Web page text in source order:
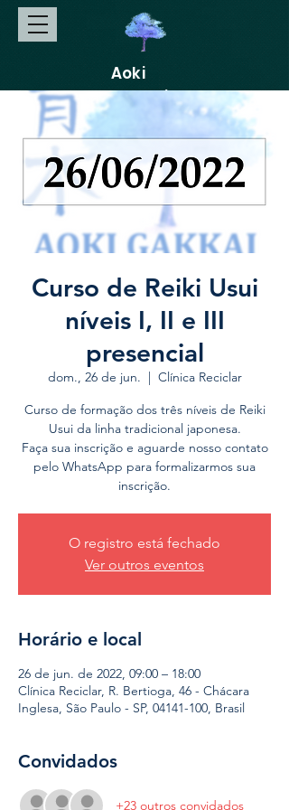
Aoki
Gakkai
Curso de Reiki Usui
níveis I, II e III
presencial
dom., 26 de jun.
  |
Clínica Reciclar
Curso de formação dos três níveis de Reiki
Usui da linha tradicional japonesa.
Faça sua inscrição e aguarde nosso contato
pelo WhatsApp para formalizarmos sua
inscrição.
O registro está fechado
Ver outros eventos
Horário e local
26 de jun. de 2022, 09:00 – 18:00
Clínica Reciclar, R. Bertioga, 46 - Chácara
Inglesa, São Paulo - SP, 04141-100, Brasil
Convidados
+23 outros convidados